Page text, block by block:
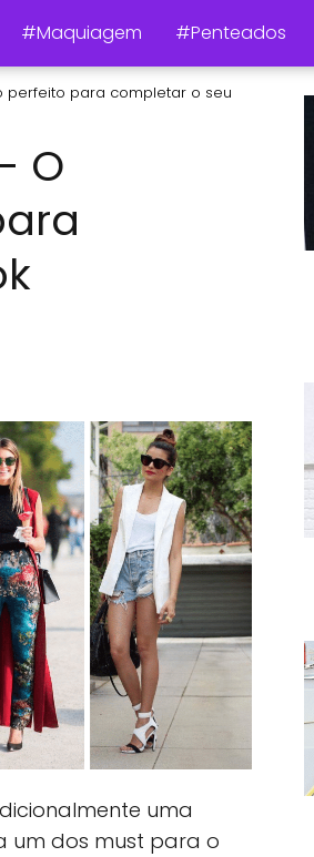
#Maquiagem #Penteados
perfeito para completar o seu
O
uma
um dos must para o